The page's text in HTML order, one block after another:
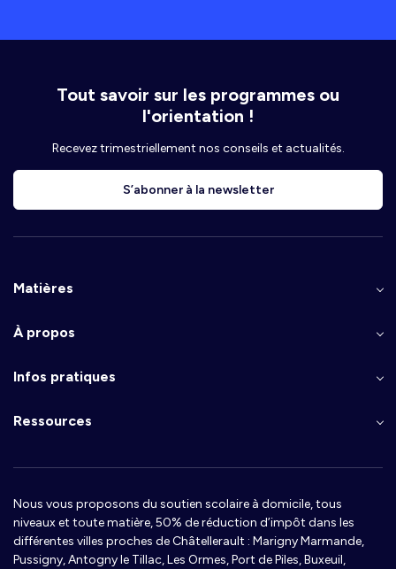
Tout savoir sur les programmes ou
l'orientation !
Recevez trimestriellement nos conseils et actualités.
S’abonner à la newsletter
Matières
À propos
Infos pratiques
Ressources
Nous vous proposons du soutien scolaire à domicile, tous
niveaux et toute matière, 50% de réduction d’impôt dans les
différentes villes proches de Châtellerault : Marigny Marmande,
Pussigny, Antogny le Tillac, Les Ormes, Port de Piles, Buxeuil,